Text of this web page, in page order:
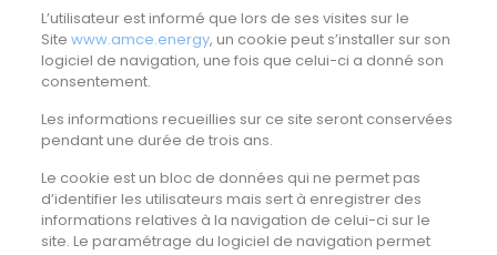
L’utilisateur est informé que lors de ses visites sur le
Site www.amce.energy, un cookie peut s’installer sur son
logiciel de navigation, une fois que celui-ci a donné son
consentement.
Les informations recueillies sur ce site seront conservées
pendant une durée de trois ans.
Le cookie est un bloc de données qui ne permet pas
d’identifier les utilisateurs mais sert à enregistrer des
informations relatives à la navigation de celui-ci sur le
site. Le paramétrage du logiciel de navigation permet